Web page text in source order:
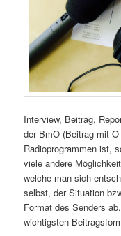
Interview, Beitrag,
der BmO (Beitrag mit
Radioprogrammen ist,
viele andere
welche man sich
selbst, der Situation
Format des Senders
wichtigsten